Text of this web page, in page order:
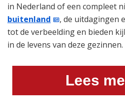
in Nederland of een compleet
buitenland
, de uitdagingen
tot de verbeelding en bieden
in de levens van deze gezinnen.
Lees